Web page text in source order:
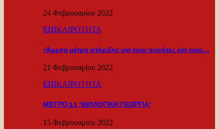
24 Φεβρουαρίου 2022
ΕΠΙΚΑΙΡΟΤΗΤΑ
«Άμεσα μέτρα στήριξης για τους αγρότες και τους…
21 Φεβρουαρίου 2022
ΕΠΙΚΑΙΡΟΤΗΤΑ
ΜΕΤΡΟ 11 ‘ΒΙΟΛΟΓΙΚΗ ΓΕΩΡΓΙΑ’
15 Φεβρουαρίου 2022